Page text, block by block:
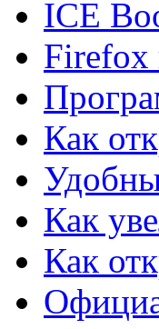
GPU-Z
System
System
Контроль
Speccy
ICE
Firefox
Как
Как
Как